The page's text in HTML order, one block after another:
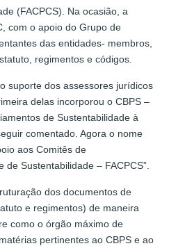
(FACPCS). Na ocasião, a
com o apoio do Grupo de
das entidades- membros,
regimentos e códigos.
suporte dos assessores jurídicos
delas incorporou o CBPS –
de Sustentabilidade à
comentado. Agora o nome
aos Comitês de
Sustentabilidade – FACPCS”.
dos documentos de
e regimentos) de maneira
como o órgão máximo de
pertinentes ao CBPS e ao